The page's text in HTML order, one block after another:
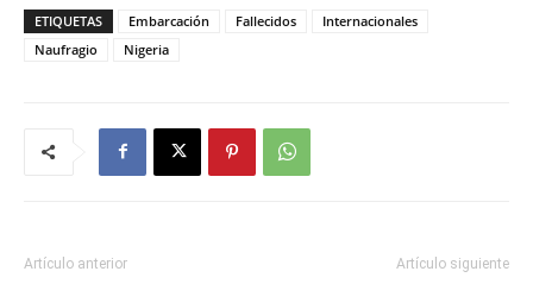
ETIQUETAS Embarcación Fallecidos
Internacionales
Naufragio
Nigeria
Artículo anterior Artículo siguiente